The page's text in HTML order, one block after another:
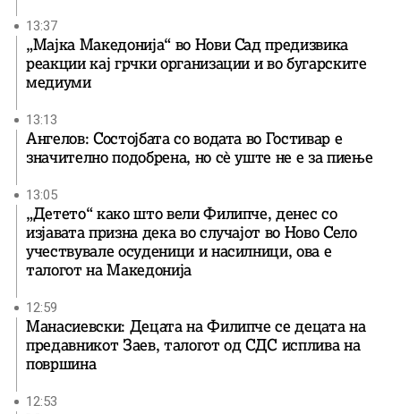
13:37
„Мајка Македонија“ во Нови Сад предизвика
реакции кај грчки организации и во бугарските
медиуми
13:13
Ангелов: Состојбата со водата во Гостивар е
значително подобрена, но сè уште не е за пиење
13:05
„Детето“ како што вели Филипче, денес со
изјавата призна дека во случајот во Ново Село
учествувале осуденици и насилници, ова е
талогот на Македонија
12:59
Манасиевски: Децата на Филипче се децата на
предавникот Заев, талогот од СДС исплива на
површина
12:53